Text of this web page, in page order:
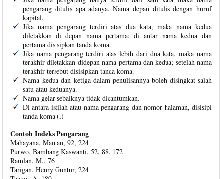
pengarang ditulis apa adanya. Nama depan ditulis dengan huruf
kapital.
Jika nama pengarang terdiri atas dua kata, maka nama kedua
diletakkan di depan nama pertama: di antar nama kedua dan
pertama disisipkan tanda koma.
Jika nama pengarang terdiri atas lebih dari dua kata, maka nama
terakhir diletakkan didepan nama pertama dan kedua; setelah nama
terakhir tersebut disisipkan tanda koma.
Nama kedua dan ketiga dalam penulisannya boleh disingkat salah
satu atau keduanya.
Nama gelar sebaiknya tidak dicantumkan.
Di antara istilah atau nama pengarang dan nomor halaman, disisipi
tanda koma (,)
Contoh Indeks Pengarang
Mahayana, Maman, 92, 224
Purwo, Bambang Kaswanti, 52, 88, 172
Ramlan, M., 76
Tarigan, Henry Guntur, 224